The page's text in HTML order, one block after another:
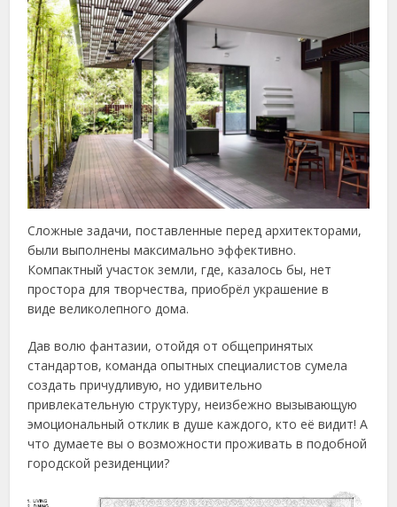
Сложные задачи, поставленные перед архитекторами,
были выполнены максимально эффективно.
Компактный участок земли, где, казалось бы, нет
простора для творчества, приобрёл украшение в
виде великолепного дома.
Дав волю фантазии, отойдя от общепринятых
стандартов, команда опытных специалистов сумела
создать причудливую, но удивительно
привлекательную структуру, неизбежно вызывающую
эмоциональный отклик в душе каждого, кто её видит! А
что думаете вы о возможности проживать в подобной
городской резиденции?